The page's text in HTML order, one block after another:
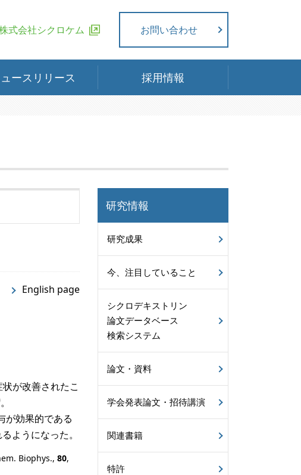
式会社シクロケム お問い合わせ
ースリリース 採用情報
English page
が改善されたこ
。
が効果的である
ようになった。
Biophys., 80,
研究情報
研究成果
今、注目していること
シクロデキストリン
論文データベース
検索システム
論文・資料
学会発表論文・招待講演
関連書籍
特許